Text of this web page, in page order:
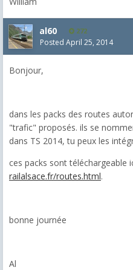
al60 272
Posted April 25, 2014
Bonjour,
dans les packs des routes
"trafic" proposés. ils se
dans TS 2014, tu peux les
ces packs sont téléchargeable
railalsace.fr/routes.html.
bonne journée
Al